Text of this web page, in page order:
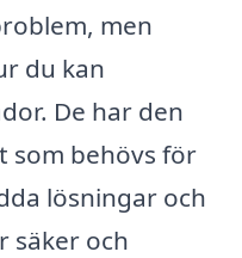
men
du kan
De har den
som behövs för
lösningar och
säker och